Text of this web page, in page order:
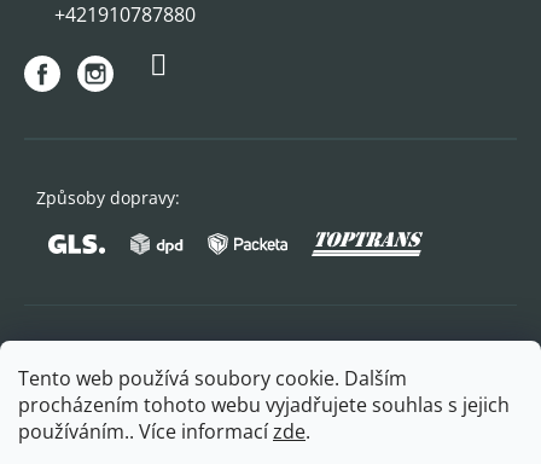
Tento web používá soubory cookie. Dalším
procházením tohoto webu vyjadřujete souhlas s jejich
používáním.. Více informacízde.
+421910787880
Způsoby dopravy: